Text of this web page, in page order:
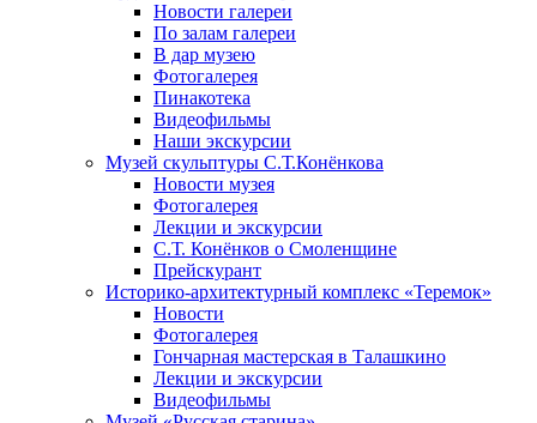
Новости галереи
По залам галереи
В дар музею
Фотогалерея
Пинакотека
Видеофильмы
Наши экскурсии
Музей скульптуры С.Т.Конёнкова
Новости музея
Фотогалерея
Лекции и экскурсии
С.Т. Конёнков о Смоленщине
Прейскурант
Историко-архитектурный комплекс «Теремок»
Новости
Фотогалерея
Гончарная мастерская в Талашкино
Лекции и экскурсии
Видеофильмы